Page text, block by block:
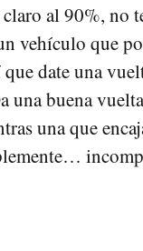
al 90%, no
vehículo que
date una
buena
una que